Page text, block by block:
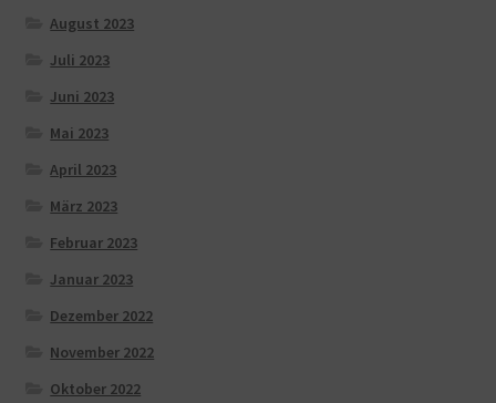
August 2023
Juli 2023
Juni 2023
Mai 2023
April 2023
März 2023
Februar 2023
Januar 2023
Dezember 2022
November 2022
Oktober 2022